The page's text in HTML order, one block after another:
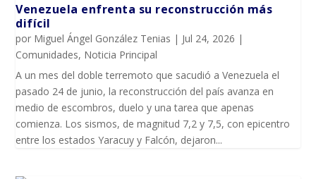
Venezuela enfrenta su reconstrucción más
difícil
por Miguel Ángel González Tenias | Jul 24, 2026 |
Comunidades, Noticia Principal
A un mes del doble terremoto que sacudió a Venezuela el
pasado 24 de junio, la reconstrucción del país avanza en
medio de escombros, duelo y una tarea que apenas
comienza. Los sismos, de magnitud 7,2 y 7,5, con epicentro
entre los estados Yaracuy y Falcón, dejaron...